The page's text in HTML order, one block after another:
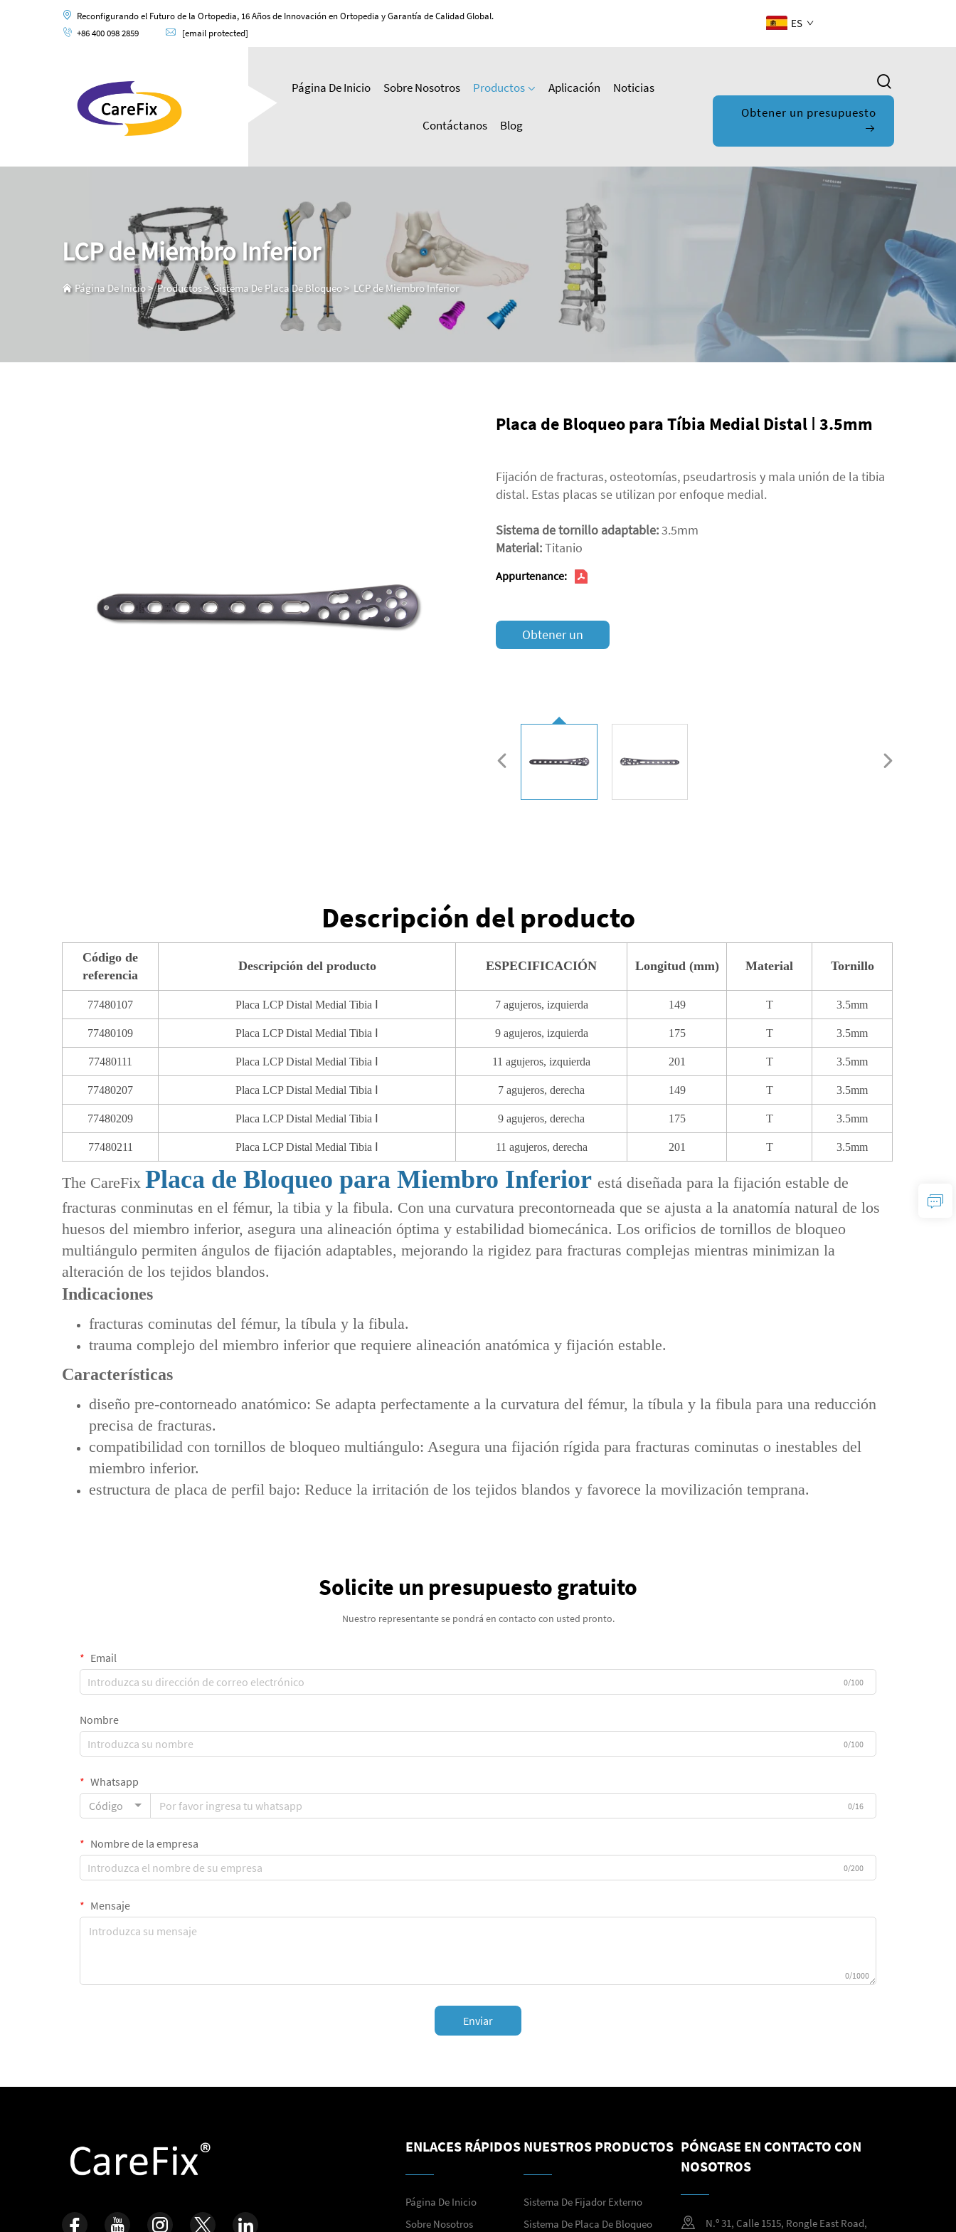
Reconfigurando el Futuro de la Ortopedia, 16 Años de Innovación en Ortopedia y Garantía de Calidad Global.
+86 400 098 2859
[email protected]
ES
Página De Inicio Sobre Nosotros Productos Aplicación Noticias
Contáctanos Blog
Obtener un presupuesto
LCP de Miembro Inferior
Página De Inicio>Productos>Sistema De Placa De Bloqueo> LCP de Miembro Inferior
Placa de Bloqueo para Tíbia Medial Distal Ⅰ 3.5mm
Fijación de fracturas, osteotomías, pseudartrosis y mala unión de la tibia
distal. Estas placas se utilizan por enfoque medial.
Sistema de tornillo adaptable:3.5mm
Material:Titanio
Appurtenance:
Obtener un
Descripción del producto
Código de
referencia
Descripción del producto ESPECIFICACIÓN Longitud (mm) Material Tornillo
77480107 Placa LCP Distal Medial Tibia Ⅰ 7 agujeros, izquierda 149 T 3.5mm
77480109 Placa LCP Distal Medial Tibia Ⅰ 9 agujeros, izquierda 175 T 3.5mm
77480111 Placa LCP Distal Medial Tibia Ⅰ 11 agujeros, izquierda 201 T 3.5mm
77480207 Placa LCP Distal Medial Tibia Ⅰ 7 agujeros, derecha 149 T 3.5mm
77480209 Placa LCP Distal Medial Tibia Ⅰ 9 agujeros, derecha 175 T 3.5mm
77480211 Placa LCP Distal Medial Tibia Ⅰ 11 agujeros, derecha 201 T 3.5mm
The CareFix Placa de Bloqueo para Miembro Inferior está diseñada para la fijación estable de
fracturas conminutas en el fémur, la tibia y la fibula. Con una curvatura precontorneada que se ajusta a la anatomía natural de los
huesos del miembro inferior, asegura una alineación óptima y estabilidad biomecánica. Los orificios de tornillos de bloqueo
multiángulo permiten ángulos de fijación adaptables, mejorando la rigidez para fracturas complejas mientras minimizan la
alteración de los tejidos blandos.
Indicaciones
fracturas cominutas del fémur, la tíbula y la fibula.
trauma complejo del miembro inferior que requiere alineación anatómica y fijación estable.
Características
diseño pre-contorneado anatómico: Se adapta perfectamente a la curvatura del fémur, la tíbula y la fibula para una reducción
precisa de fracturas.
compatibilidad con tornillos de bloqueo multiángulo: Asegura una fijación rígida para fracturas cominutas o inestables del
miembro inferior.
estructura de placa de perfil bajo: Reduce la irritación de los tejidos blandos y favorece la movilización temprana.
Solicite un presupuesto gratuito
Nuestro representante se pondrá en contacto con usted pronto.
Email
0/100
Nombre
0/100
Whatsapp
Código
0/16
Nombre de la empresa
0/200
Mensaje
0/1000
Enviar
ENLACES RÁPIDOS
Página De Inicio
Sobre Nosotros
NUESTROS PRODUCTOS
Sistema De Fijador Externo
Sistema De Placa De Bloqueo
PÓNGASE EN CONTACTO CON
NOSOTROS
N.º 31, Calle 1515, Rongle East Road,